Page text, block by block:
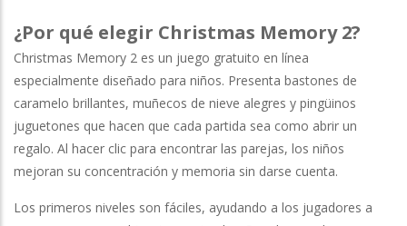
¿Por qué elegir Christmas Memory 2?
Christmas Memory 2 es un juego gratuito en línea
especialmente diseñado para niños. Presenta bastones de
caramelo brillantes, muñecos de nieve alegres y pingüinos
juguetones que hacen que cada partida sea como abrir un
regalo. Al hacer clic para encontrar las parejas, los niños
mejoran su concentración y memoria sin darse cuenta.
Los primeros niveles son fáciles, ayudando a los jugadores a